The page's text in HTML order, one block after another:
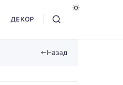
ДЕКОР
Назад